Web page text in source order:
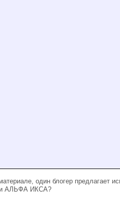
один блогер предлагает
АЛЬФА ИКСА?